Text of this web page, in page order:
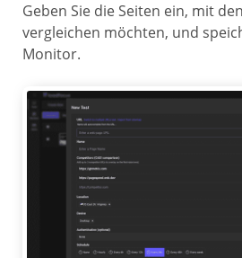
Geben Sie die Seiten ein, mit
vergleichen möchten, und
Monitor.